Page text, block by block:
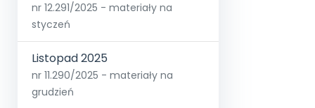
nr 12.291/2025 - materiały na
styczeń
Listopad 2025
nr 11.290/2025 - materiały na
grudzień